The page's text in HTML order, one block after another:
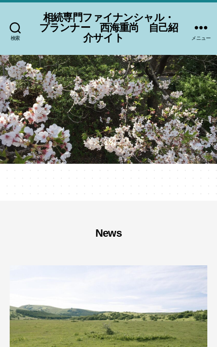
検索
相続専門ファイナンシャル・
プランナー 西海重尚 自己紹
介サイト
メニュー
News